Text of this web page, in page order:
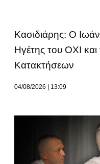
Κασιδιάρης: Ο
Ηγέτης του ΟΧΙ
Κατακτήσεων
04/08/2026 13:09